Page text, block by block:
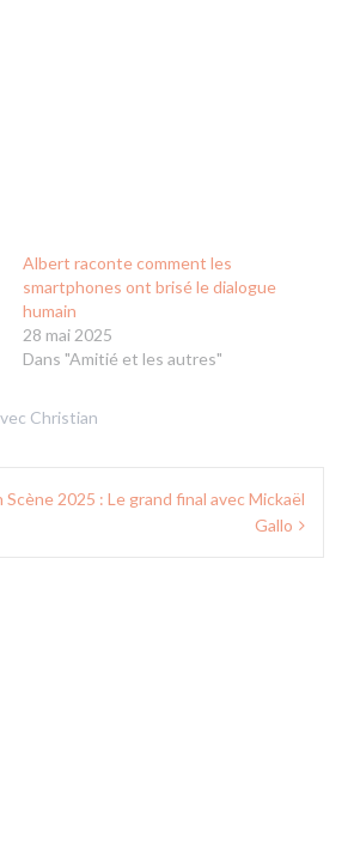
Albert raconte comment les
smartphones ont brisé le dialogue
humain
28 mai 2025
Dans "Amitié et les autres"
Christian
Scène 2025 : Le grand final avec Mickaël
Gallo